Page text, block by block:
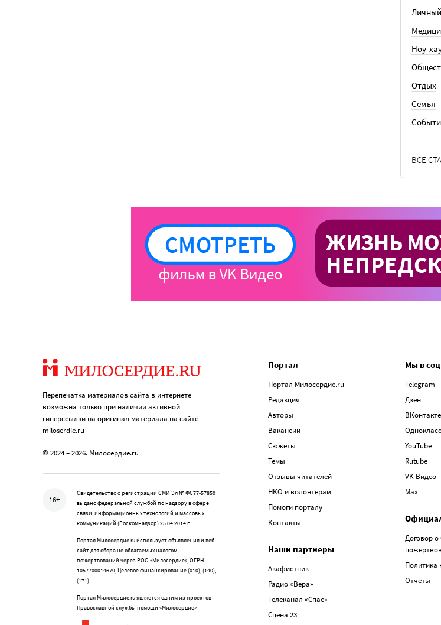
Ноу-
Отдых
Семья
ВСЕ
Перепечатка материалов сайта в интернете
возможна только при наличии активной
гиперссылки на оригинал материала на сайте
miloserdie.ru
© 2024 – 2026. Милосердие.ru
16+
Свидетельство о регистрации СМИ Эл № ФС77-57850
выдано федеральной службой по надзору в сфере
связи, информационных технологий и массовых
коммуникаций (Роскомнадзор) 25.04.2014 г.
Портал Милосердие.ru использует объявления и веб-
сайт для сбора не облагаемых налогом
пожертвований через РОО «Милосердие», ОГРН
1057700014679, Целевое финансирование (010), (140),
(171)
Портал Милосердие.ru является одним из проектов
Православной службы помощи «Милосердие»
Портал
Портал Милосердие.ru
Редакция
Авторы
Вакансии
Сюжеты
Темы
Отзывы читателей
НКО и волонтерам
Помоги порталу
Контакты
Наши партнеры
Акафистник
Радио «Вера»
Телеканал «Спас»
Сцена 23
Мы в
Telegram
Дзен
ВКонтакте
YouTube
Rutube
VK Видео
Max
Договор о
Политика
Отчеты